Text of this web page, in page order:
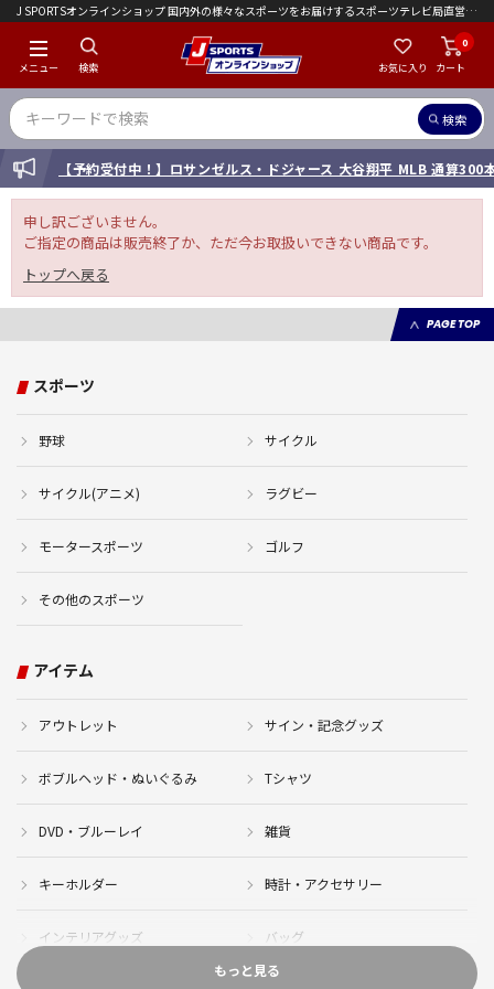
J SPORTSオンラインショップ 国内外の様々なスポーツをお届けするスポーツテレビ局直営店｜会員限定初回ご注文送料無料キャンペーン実施中！
メニュー 検索 お気に入り カート
0
検索
INFORMATION【予約受付中！】ロサンゼルス・ドジャース 大谷翔平 MLB 通算300
申し訳ございません。
ご指定の商品は販売終了か、ただ今お取扱いできない商品です。
トップへ戻る
PAGE TOP
スポーツ
野球 サイクル
サイクル(アニメ) ラグビー
モータースポーツ ゴルフ
その他のスポーツ
アイテム
アウトレット サイン・記念グッズ
ボブルヘッド・ぬいぐるみ Tシャツ
DVD・ブルーレイ 雑貨
キーホルダー 時計・アクセサリー
インテリアグッズ バッグ
もっと見る